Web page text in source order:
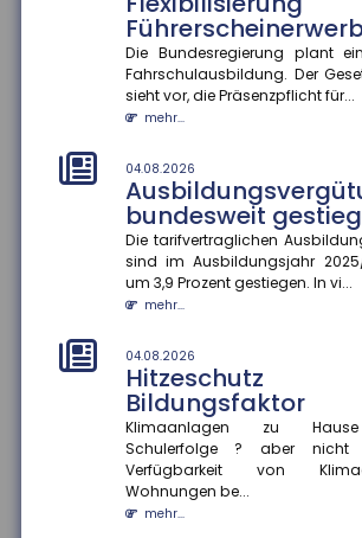
Die Bundesregierung plant
Fahrschulausbildung. Der
sieht vor, die Präsenzpflicht für...
mehr...
04.08.2026
bundesweit
Die tarifvertraglichen
sind im Ausbildungsjahr
um 3,9 Prozent gestiegen. In vi...
mehr...
04.08.2026
Bildungsfaktor
Klimaanlagen zu Hause
Schulerfolge ? aber
Verfügbarkeit von
Wohnungen be...
mehr...
04.08.2026
stark zwischen
und Geschlechtern
Die durchschnittlichen
Männer 1.415 Euro und für F...
mehr...
04.08.2026
Wirtschaftliche
Umsatz und
Investitionen bleiben
Unternehmen hat sich im
deutlich verbessert. In...
mehr...
04.08.2026
Kommunale
Die Hälfte der
in